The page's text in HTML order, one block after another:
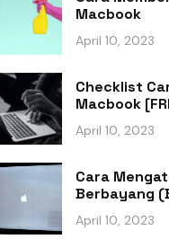
Macbook
April 10, 2023
Checklist
Macbook
April 10, 2023
Cara
Berbayang
April 10, 2023